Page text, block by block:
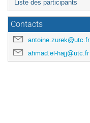
Liste des participants
Contacts
antoine.zurek@utc.fr
ahmad.el-hajj@utc.fr